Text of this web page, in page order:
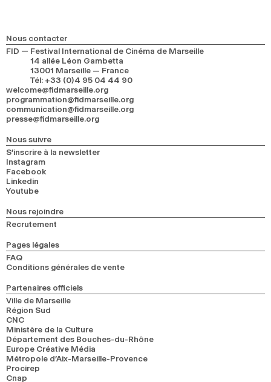
Nous contacter
FID — Festival International de Cinéma de Marseille
14 allée Léon Gambetta
13001 Marseille — France
Tél: +33 (0)4 95 04 44 90
welcome@fidmarseille.org
programmation@fidmarseille.org
communication@fidmarseille.org
presse@fidmarseille.org
Nous suivre
S’inscrire à la newsletter
Instagram
Facebook
Linkedin
Youtube
Nous rejoindre
Recrutement
Pages légales
FAQ
Conditions générales de vente
Partenaires officiels
Ville de Marseille
Région Sud
CNC
Ministère de la Culture
Département des Bouches-du-Rhône
Europe Créative Média
Métropole d’Aix-Marseille-Provence
Procirep
Cnap